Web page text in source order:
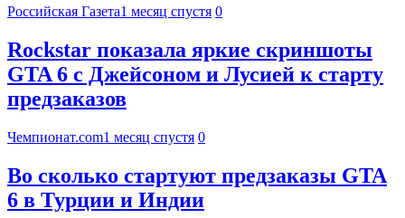
Российская Газета1 месяц спустя 0
Rockstar показала яркие скриншоты
GTA 6 с Джейсоном и Лусией к старту
предзаказов
Чемпионат.com1 месяц спустя 0
Во сколько стартуют предзаказы GTA
6 в Турции и Индии